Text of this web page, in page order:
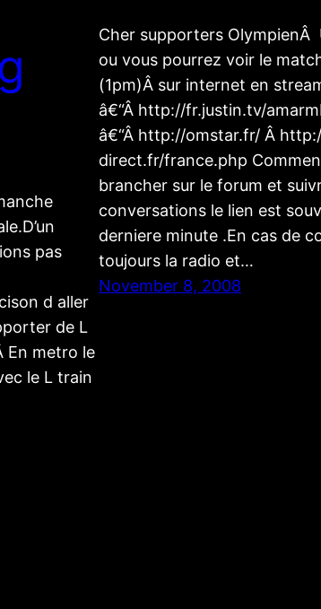
pas
d aller
de L
En metro le
le L train
Cher supporters OlympienÂ
ou vous pourrez voir le
(1pm)Â sur internet en
â€“Â http://fr.justin.tv/
â€“Â http://omstar.fr/ Â
direct.fr/france.php
brancher sur le forum et
conversations le lien est
derniere minute .En cas de
toujours la radio et…
November 8, 2008